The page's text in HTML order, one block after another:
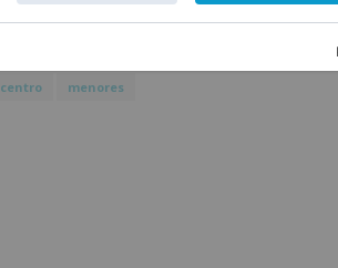
centro menores